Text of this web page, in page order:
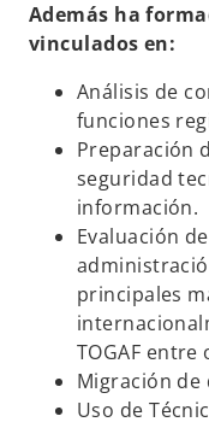
u
e
a
ñ
n
v
Además ha
vinculados en:
Análisis de
funciones
Preparación
seguridad
información.
Evaluación
principales
TOGAF entre
Migración de
Uso de